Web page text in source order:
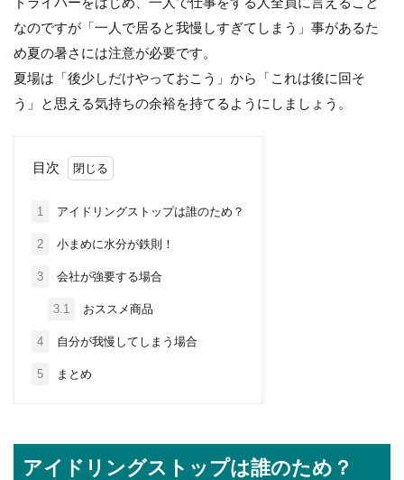
なのですが「一人で居ると我慢しすぎてしまう」事があるた
め夏の暑さには注意が必要です。
夏場は「後少しだけやっておこう」から「これは後に回そ
う」と思える気持ちの余裕を持てるようにしましょう。
目次
1 アイドリングストップは誰のため？
2 小まめに水分が鉄則！
3 会社が強要する場合
3.1 おススメ商品
4 自分が我慢してしまう場合
5 まとめ
アイドリングストップは誰のため？